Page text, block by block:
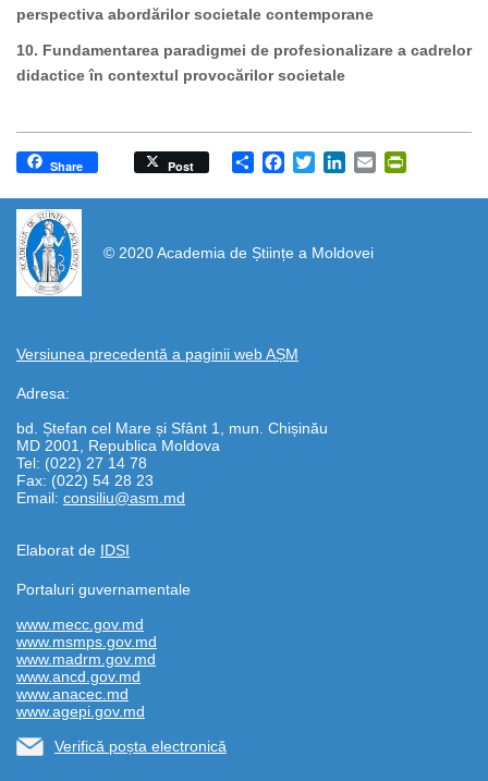
perspectiva abordărilor societale contemporane
10. Fundamentarea paradigmei de profesionalizare a cadrelor
didactice în contextul provocărilor societale
Share
Share Post Facebook
TwitterLinkedIn
Email
© 2020 Academia de Științe a Moldovei
Versiunea precedentă a paginii web AȘM
Adresa:
bd. Ștefan cel Mare și Sfânt 1, mun. Chișinău
MD 2001, Republica Moldova
Tel: (022) 27 14 78
Fax: (022) 54 28 23
Email: consiliu@asm.md
Elaborat de IDSI
https://propletenie.ru/
Portaluri guvernamentale
www.mecc.gov.md
www.msmps.gov.md
www.madrm.gov.md
www.ancd.gov.md
www.anacec.md
www.agepi.gov.md
Verifică poșta electronică